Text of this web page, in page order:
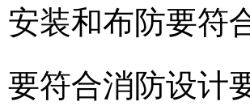
安装和布防要符
要符合消防设计